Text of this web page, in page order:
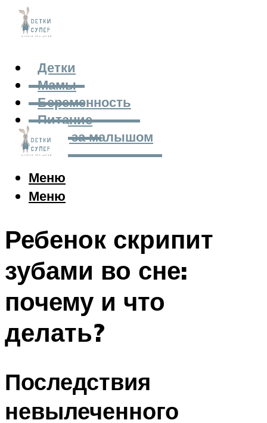
Детки
Мамы
Беременность
Питание
Уход за малышом
Меню
Меню
Ребенок скрипит
зубами во сне:
почему и что
делать?
Последствия
невылеченного